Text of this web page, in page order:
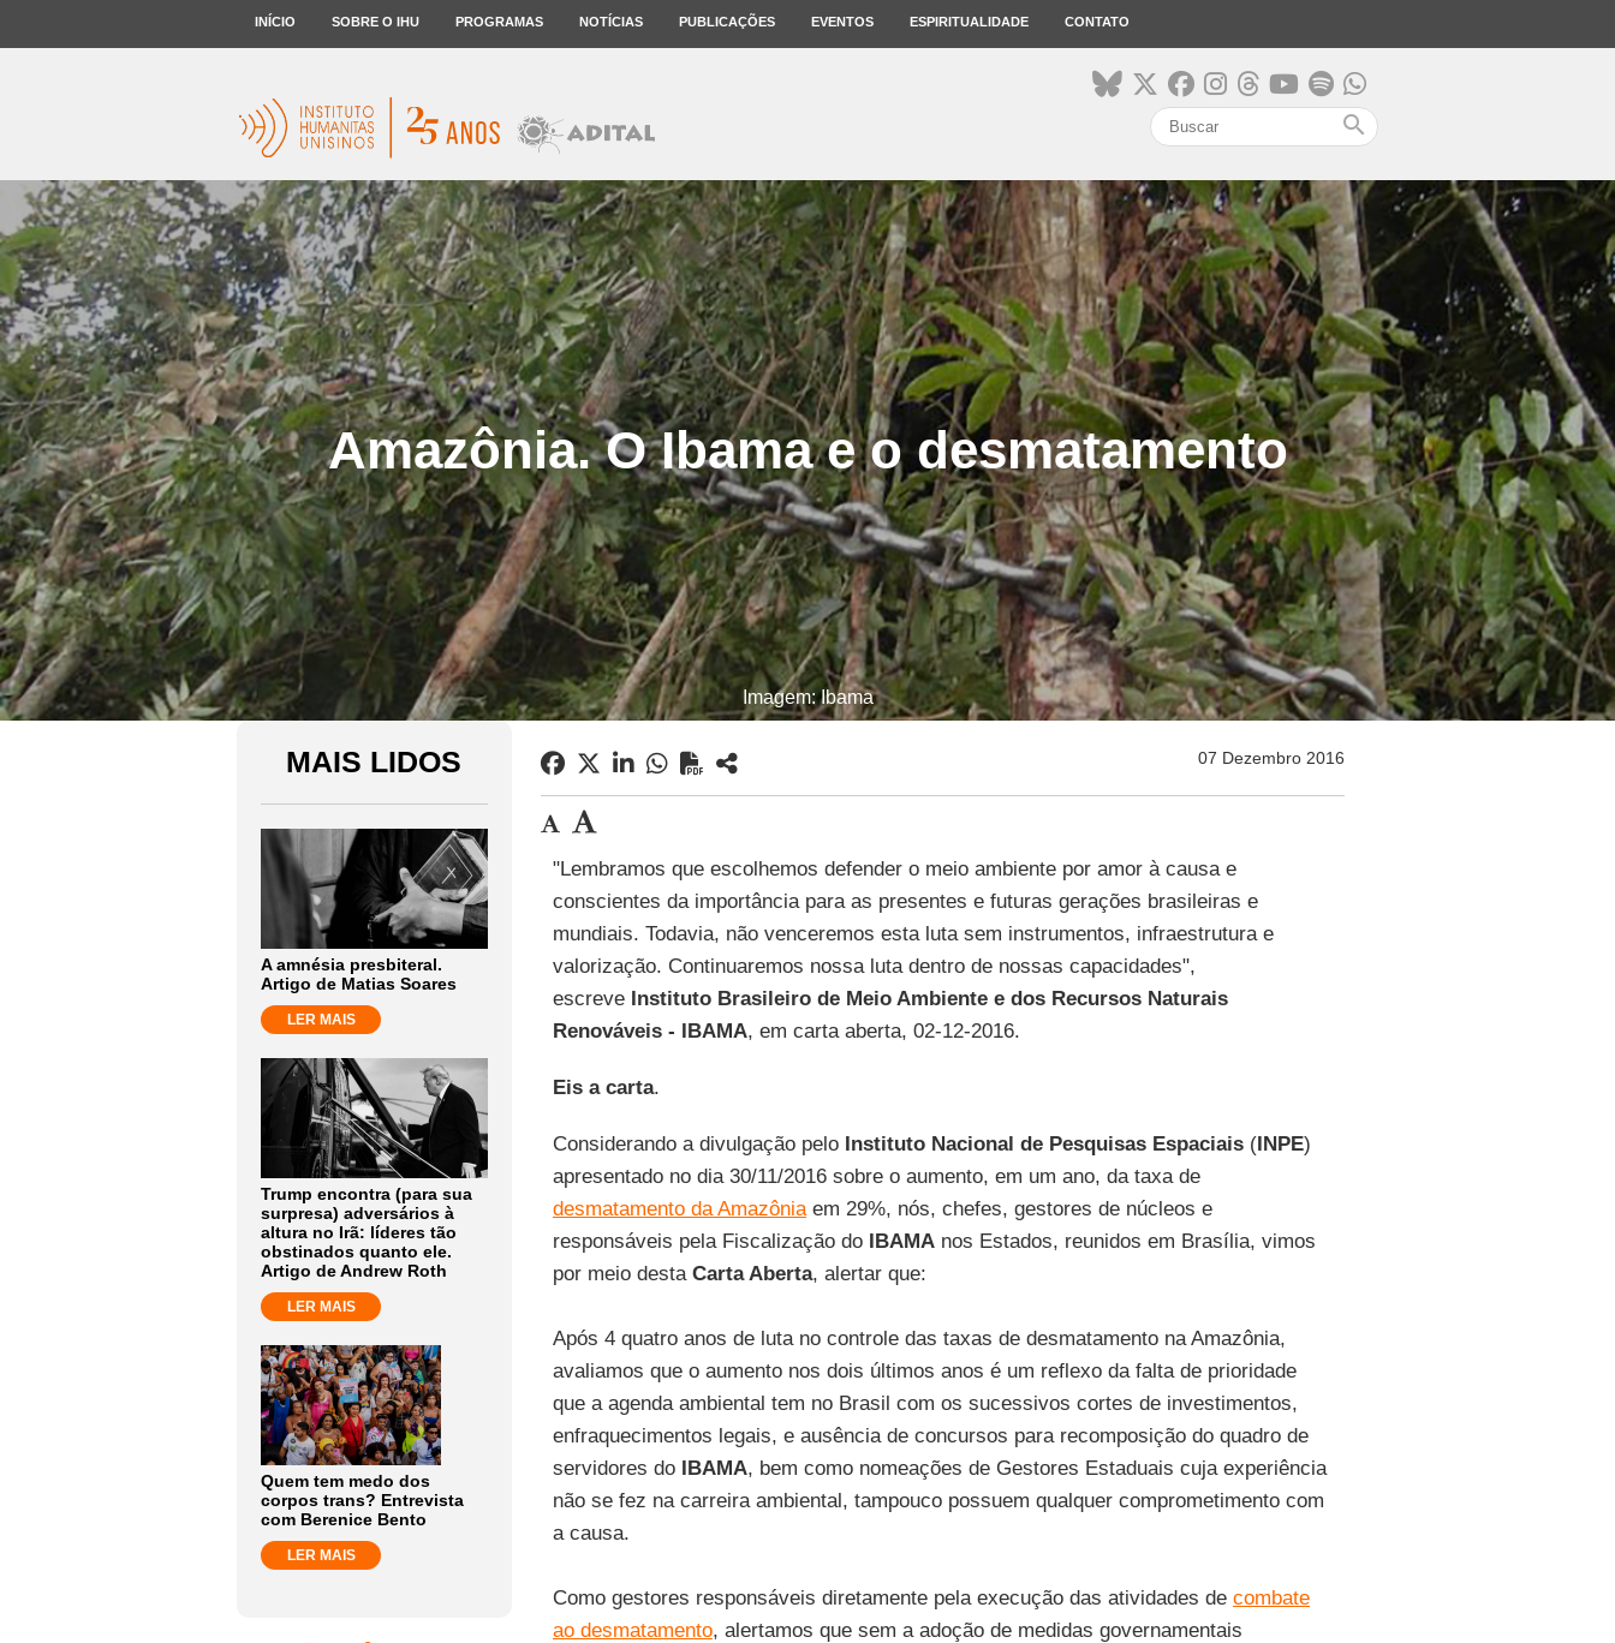
INÍCIO SOBRE O IHU PROGRAMAS NOTÍCIAS PUBLICAÇÕES EVENTOS ESPIRITUALIDADE CONTATO
search
Amazônia. O Ibama e o desmatamento
Imagem: Ibama
MAIS LIDOS
A amnésia presbiteral.
Artigo de Matias Soares
LER MAIS
Trump encontra (para sua
surpresa) adversários à
altura no Irã: líderes tão
obstinados quanto ele.
Artigo de Andrew Roth
LER MAIS
Quem tem medo dos
corpos trans? Entrevista
com Berenice Bento
LER MAIS
07 Dezembro 2016
"Lembramos que escolhemos defender o meio ambiente por amor à causa e
conscientes da importância para as presentes e futuras gerações brasileiras e
mundiais. Todavia, não venceremos esta luta sem instrumentos, infraestrutura e
valorização. Continuaremos nossa luta dentro de nossas capacidades",
escreve Instituto Brasileiro de Meio Ambiente e dos Recursos Naturais
Renováveis - IBAMA, em carta aberta, 02-12-2016.
Eis a carta.
Considerando a divulgação pelo Instituto Nacional de Pesquisas Espaciais(INPE)
apresentado no dia 30/11/2016 sobre o aumento, em um ano, da taxa de
desmatamento da Amazôniaem 29%, nós, chefes, gestores de núcleos e
responsáveis pela Fiscalização do IBAMAnos Estados, reunidos em Brasília, vimos
por meio desta Carta Aberta, alertar que:
Após 4 quatro anos de luta no controle das taxas de desmatamento na Amazônia,
avaliamos que o aumento nos dois últimos anos é um reflexo da falta de prioridade
que a agenda ambiental tem no Brasil com os sucessivos cortes de investimentos,
enfraquecimentos legais, e ausência de concursos para recomposição do quadro de
servidores do IBAMA, bem como nomeações de Gestores Estaduais cuja experiência
não se fez na carreira ambiental, tampouco possuem qualquer comprometimento com
a causa.
Como gestores responsáveis diretamente pela execução das atividades de combate
ao desmatamento, alertamos que sem a adoção de medidas governamentais